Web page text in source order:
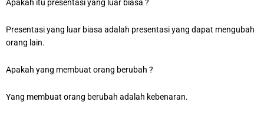
Apakah itu presentasi yang luar biasa ?
Presentasi yang luar biasa adalah presentasi yang dapat mengubah
orang lain.
Apakah yang membuat orang berubah ?
Yang membuat orang berubah adalah kebenaran.